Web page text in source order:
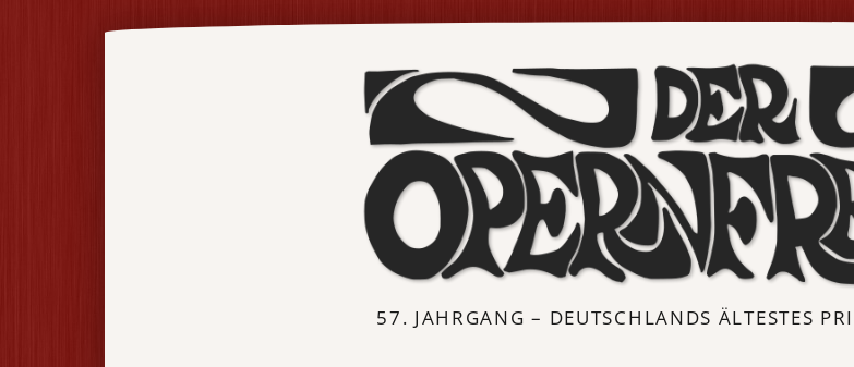
57. JAHRGANG – DEUTSCHLANDS ÄLTESTES